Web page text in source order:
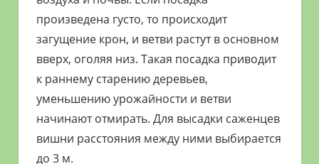
произведена густо, то происходит
загущение крон, и ветви растут в основном
вверх, оголяя низ. Такая посадка приводит
к раннему старению деревьев,
уменьшению урожайности и ветви
начинают отмирать. Для высадки саженцев
вишни расстояния между ними выбирается
до 3 м.